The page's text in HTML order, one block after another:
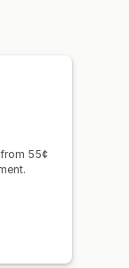
55¢